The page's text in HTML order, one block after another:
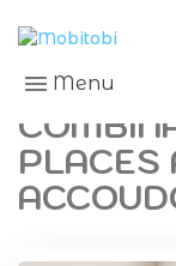
Menu
PLACES